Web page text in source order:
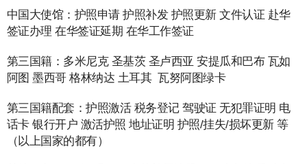
中国大使馆：护照申请 护照补发 护照更新 文件认证 赴华
签证办理 在华签证延期 在华工作签证
第三国籍：多米尼克 圣基茨 圣卢西亚 安提瓜和巴布 瓦如
阿图 墨西哥 格林纳达 土耳其 瓦努阿图绿卡
第三国籍配套：护照激活 税务登记 驾驶证 无犯罪证明 电
话卡 银行开户 激活护照 地址证明 护照/挂失/损坏更新 等
（以上国家的都有）